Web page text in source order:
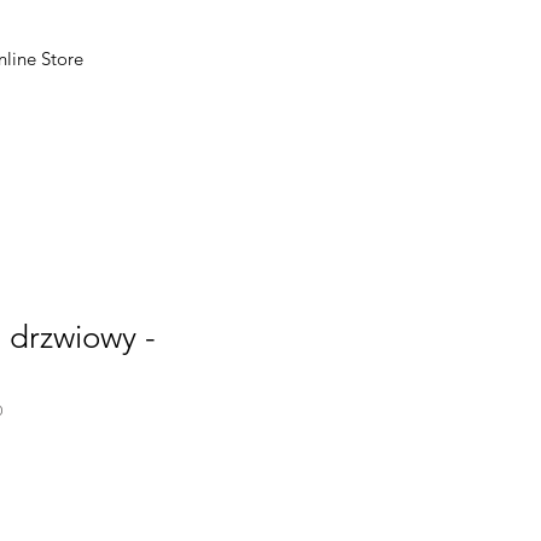
Store
drzwiowy -